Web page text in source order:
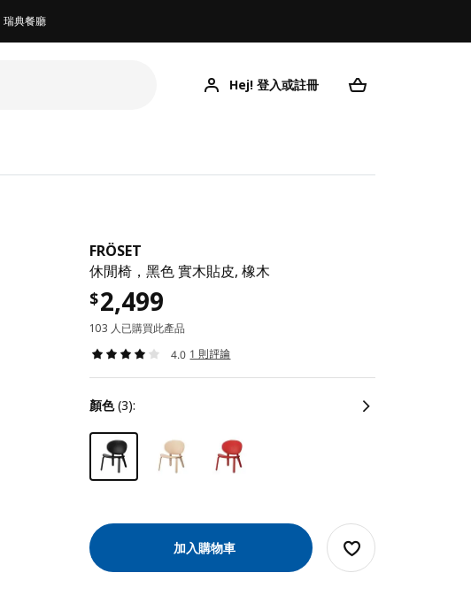
瑞典餐廳
Hej! 登入或註冊
FRÖSET
休閒椅，黑色 實木貼皮, 橡木
$2,499
103 人已購買此產品
4.0 1 則評論
顏色(3):
加入購物車